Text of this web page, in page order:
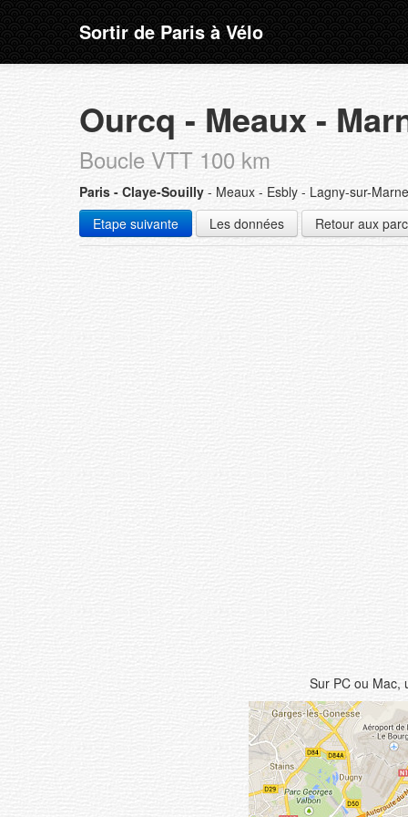
Sortir de Paris à Vélo
Ourcq - Meaux -
Boucle VTT 100 km
Paris - Claye-Souilly - Meaux - Esbly - Lagny-sur-
Etape suivante
Les données Retour aux
Sur PC ou Mac,